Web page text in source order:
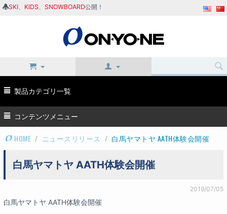
SKI KIDS SNOWBOARD公開！
製品カテゴリ一覧
コンテンツメニュー
HOME / ニュースリリース / 白馬ヤマトヤ AATH体験会開催
白馬ヤマトヤ AATH体験会開催
2019/07/05
白馬ヤマトヤ AATH体験会開催